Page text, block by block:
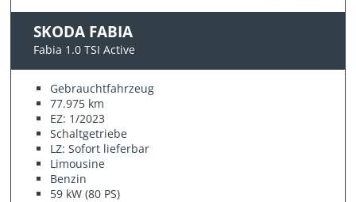
SKODA FABIA
Fabia 1.0 TSI Active
Gebrauchtfahrzeug
77.975 km
EZ: 1/2023
Schaltgetriebe
LZ: Sofort lieferbar
Limousine
Benzin
59 kW (80 PS)